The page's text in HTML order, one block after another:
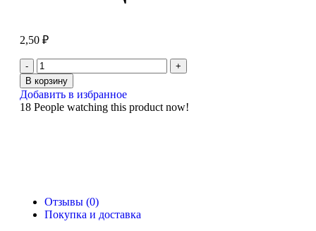
2,50 ₽
В корзину
Добавить в избранное
18 People watching this product now!
Отзывы (0)
Покупка и доставка